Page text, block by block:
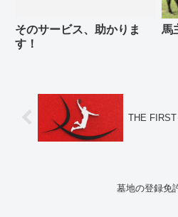
そのサービス、助かりま
す！
馬
THE
墓地の登録免